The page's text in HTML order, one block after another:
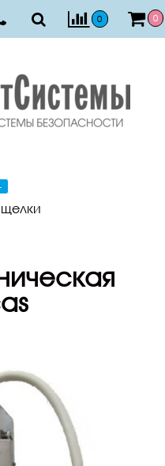
0 0